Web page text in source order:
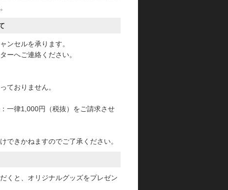
ンセルを承ります。
ーへご連絡ください。
ておりません。
一律1,000円（税抜）をご請求させ
できかねますのでご了承ください。
くと、オリジナルグッズをプレゼン